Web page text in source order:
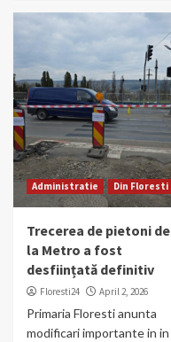
Administratie Din Floresti
Trecerea de pietoni de
la Metro a fost
desființată definitiv
Floresti24 April 2, 2026
Primaria Floresti anunta
modificari importante in in